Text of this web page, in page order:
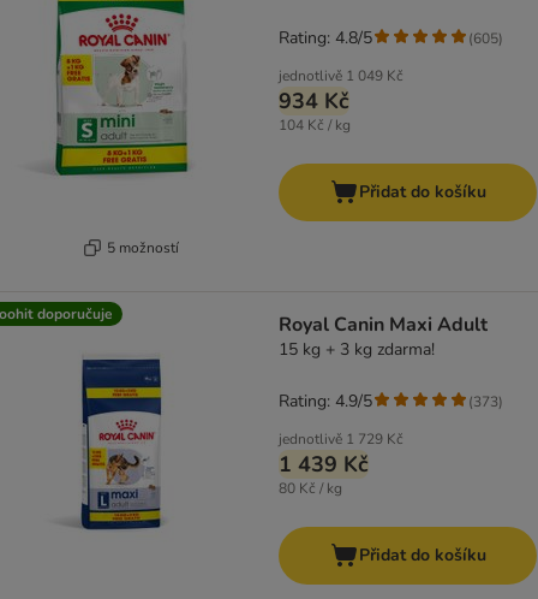
5 možností
jednotlivě 1 049 Kč
934 Kč
104 Kč / kg
Rating: 4.8/5 (605)
Přidat do košíku
doporučuje Royal Canin Maxi Adult
15 kg + 3 kg zdarma!
jednotlivě 1 729 Kč
1 439 Kč
80 Kč / kg
Rating: 4.9/5 (373)
Přidat do košíku